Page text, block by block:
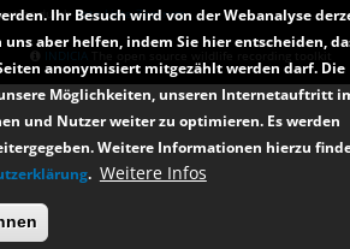
durch Rote-Liste-Zentrum
INDICIA The open source wildlife recording toolkit
Ihr Besuch wird von der Webanalyse
aber helfen, indem Sie hier entscheiden,
anonymisiert mitgezählt werden darf. Die
Möglichkeiten, unseren Internetauftritt
und Nutzer weiter zu optimieren. Es werden
Weitere Informationen hierzu
. Weitere Infos